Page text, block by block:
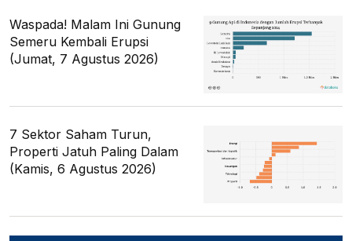
Waspada! Malam Ini Gunung
Semeru Kembali Erupsi
(Jumat, 7 Agustus 2026)
7 Sektor Saham Turun,
Properti Jatuh Paling Dalam
(Kamis, 6 Agustus 2026)